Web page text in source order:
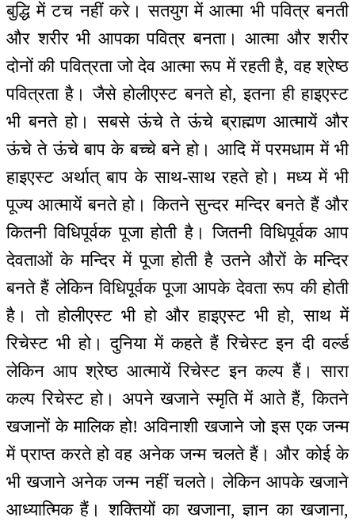
बुद्धि में टच नहीं करे। सतयुग में आत्मा भी पवित्र बनती
और शरीर भी आपका पवित्र बनता। आत्मा और शरीर
दोनों की पवित्रता जो देव आत्मा रूप में रहती है, वह श्रेष्ठ
पवित्रता है। जैसे होलीएस्ट बनते हो, इतना ही हाइएस्ट
भी बनते हो। सबसे ऊंचे ते ऊंचे ब्राह्मण आत्मायें और
ऊंचे ते ऊंचे बाप के बच्चे बने हो। आदि में परमधाम में भी
हाइएस्ट अर्थात् बाप के साथ-साथ रहते हो। मध्य में भी
पूज्य आत्मायें बनते हो। कितने सुन्दर मन्दिर बनते हैं और
कितनी विधिपूर्वक पूजा होती है। जितनी विधिपूर्वक आप
देवताओं के मन्दिर में पूजा होती है उतने औरों के मन्दिर
बनते हैं लेकिन विधिपूर्वक पूजा आपके देवता रूप की होती
है। तो होलीएस्ट भी हो और हाइएस्ट भी हो, साथ में
रिचेस्ट भी हो। दुनिया में कहते हैं रिचेस्ट इन दी वर्ल्ड
लेकिन आप श्रेष्ठ आत्मायें रिचेस्ट इन कल्प हैं। सारा
कल्प रिचेस्ट हो। अपने खजाने स्मृति में आते हैं, कितने
खजानों के मालिक हो! अविनाशी खजाने जो इस एक जन्म
में प्राप्त करते हो वह अनेक जन्म चलते हैं। और कोई के
भी खजाने अनेक जन्म नहीं चलते। लेकिन आपके खजाने
आध्यात्मिक हैं। शक्तियों का खजाना, ज्ञान का खजाना,